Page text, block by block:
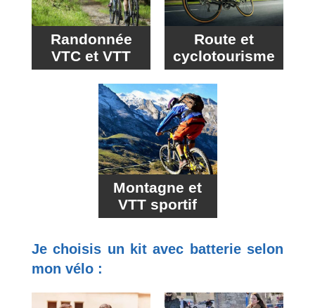
Randonnée
VTC et VTT
Route et
cyclotourisme
Montagne et
VTT sportif
Je choisis un kit avec batterie selon
mon vélo :